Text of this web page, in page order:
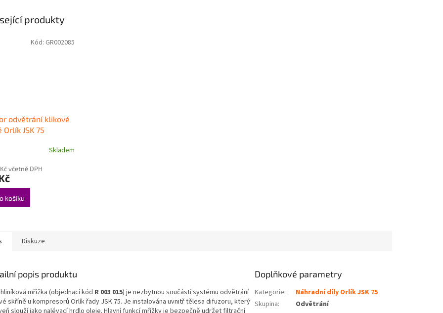
produkty
odvětrání klikové
Orlík JSK 75
Skladem
včetně DPH
košíku
Kód: GR002085
Diskuze
popis produktu
mřížka (objednací kód R 003 015) je nezbytnou součástí systému odvětrání
skříně u kompresorů Orlík řady JSK 75. Je instalována uvnitř tělesa difuzoru, který
Doplňkové parametry
Kategorie:
Náhradní díly Orlík JSK 75
Skupina: Odvětrání